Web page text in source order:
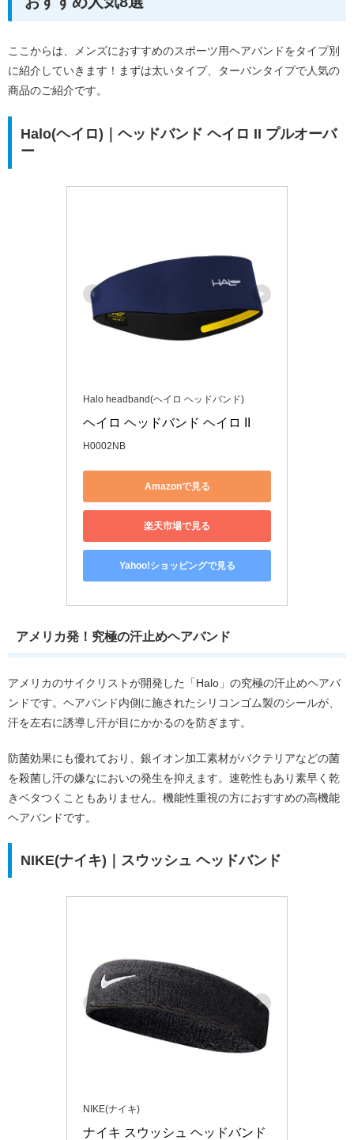
ここからは、メンズにおすすめのスポーツ用ヘアバンドをタイプ別
に紹介していきます！まずは太いタイプ、ターバンタイプで人気の
商品のご紹介です。
Halo(ヘイロ)｜ヘッドバンド ヘイロ II プルオーバ
ー
Halo headband(ヘイロ ヘッドバンド)
ヘイロ ヘッドバンド ヘイロ II
H0002NB
Amazonで見る
楽天市場で見る
Yahoo!ショッピングで見る
アメリカ発！究極の汗止めヘアバンド
アメリカのサイクリストが開発した「Halo」の究極の汗止めヘアバ
ンドです。ヘアバンド内側に施されたシリコンゴム製のシールが、
汗を左右に誘導し汗が目にかかるのを防ぎます。
防菌効果にも優れており、銀イオン加工素材がバクテリアなどの菌
を殺菌し汗の嫌なにおいの発生を抑えます。速乾性もあり素早く乾
きベタつくこともありません。機能性重視の方におすすめの高機能
ヘアバンドです。
NIKE(ナイキ)｜スウッシュ ヘッドバンド
NIKE(ナイキ)
ナイキ スウッシュ ヘッドバンド